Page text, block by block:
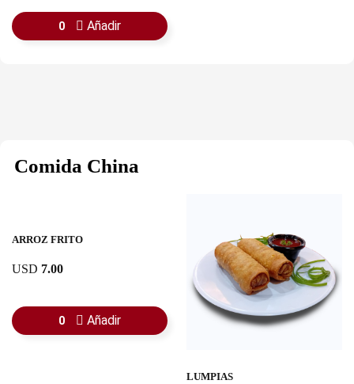
0 Añadir
Comida China
ARROZ FRITO
USD 7.00
0 Añadir
LUMPIAS